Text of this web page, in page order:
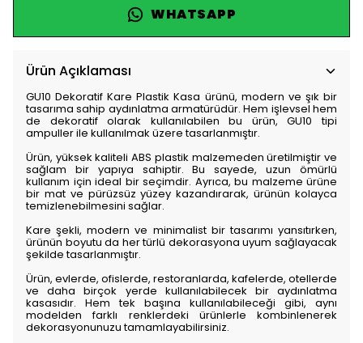
WHATSAPP
Ürün Açıklaması
GU10 Dekoratif Kare Plastik Kasa ürünü, modern ve şık bir
tasarıma sahip aydınlatma armatürüdür. Hem işlevsel hem
de dekoratif olarak kullanılabilen bu ürün, GU10 tipi
ampuller ile kullanılmak üzere tasarlanmıştır.
Ürün, yüksek kaliteli ABS plastik malzemeden üretilmiştir ve
sağlam bir yapıya sahiptir. Bu sayede, uzun ömürlü
kullanım için ideal bir seçimdir. Ayrıca, bu malzeme ürüne
bir mat ve pürüzsüz yüzey kazandırarak, ürünün kolayca
temizlenebilmesini sağlar.
Kare şekli, modern ve minimalist bir tasarımı yansıtırken,
ürünün boyutu da her türlü dekorasyona uyum sağlayacak
şekilde tasarlanmıştır.
Ürün, evlerde, ofislerde, restoranlarda, kafelerde, otellerde
ve daha birçok yerde kullanılabilecek bir aydınlatma
kasasıdır. Hem tek başına kullanılabileceği gibi, aynı
modelden farklı renklerdeki ürünlerle kombinlenerek
dekorasyonunuzu tamamlayabilirsiniz.